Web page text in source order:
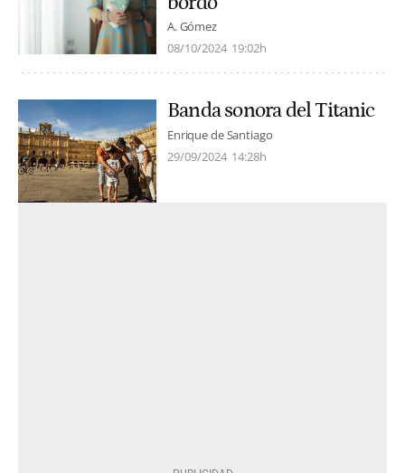
A. Gómez
08/10/2024 19:02h
Banda sonora del Titanic
Enrique de Santiago
29/09/2024 14:28h